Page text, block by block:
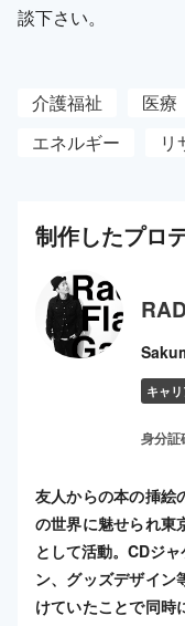
談下さい。
介護福祉 医療
エネルギー
リ
制作したプロ
キャ
身分証
友人からの本の挿絵
の世界に魅せられ東
として活動。CDジ
ン、グッズデザイン
けていたことで同時